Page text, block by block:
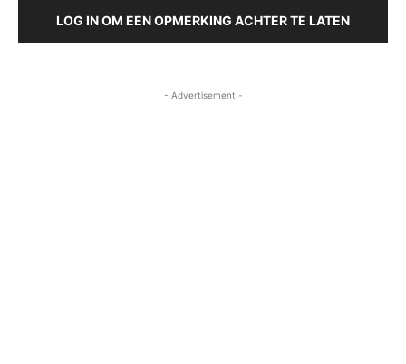
LOG IN OM EEN OPMERKING ACHTER TE LATEN
- Advertisement -